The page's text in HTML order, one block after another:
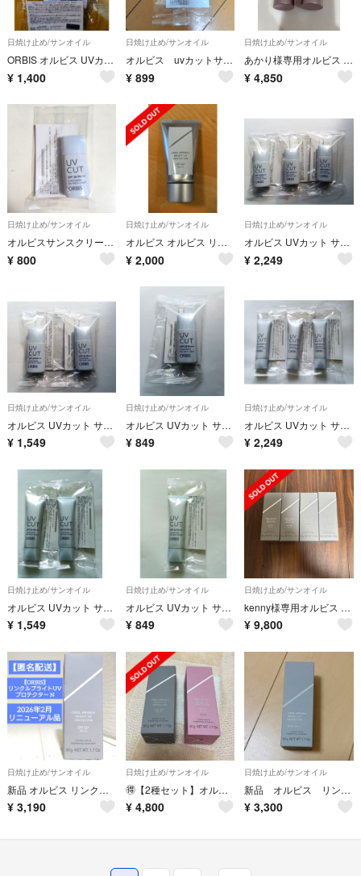
日焼け止め/サンオイル
ORBIS オルビス UVカット サンスクリーン オンフェイス ライト 2個セット
¥ 1,400
日焼け止め/サンオイル
オルビス uvカットサンスクリーン オンフェイス ライト
¥ 899
日焼け止め/サンオイル
あかり様専用オルビス リンクルブライトUVプロテクター N 医薬部外品 ローズ 無香料 50g
¥ 4,850
日焼け止め/サンオイル
オルビスサンスクリーンオンフェイスライト 日焼け止め
¥ 800
日焼け止め/サンオイル
オルビス オルビス リンクル ブライト UV プロテクター N 医薬部外品 本体/しっとり/無香料 50g
¥ 2,000
日焼け止め/サンオイル
オルビス UVカット サンスクリーン オンフェイス ライト さっぱり ３個
¥ 2,249
日焼け止め/サンオイル
オルビス UVカット サンスクリーン オンフェイス ライト さっぱり ２個
¥ 1,549
日焼け止め/サンオイル
オルビス UVカット サンスクリーン オンフェイス ライト さっぱり １個
¥ 849
日焼け止め/サンオイル
オルビス UVカット サンスクリーン オンフェイス モイスト しっとり ３個
¥ 2,249
日焼け止め/サンオイル
オルビス UVカット サンスクリーン オンフェイス モイスト しっとり ２個
¥ 1,549
日焼け止め/サンオイル
オルビス UVカット サンスクリーン オンフェイス モイスト しっとり １個
¥ 849
日焼け止め/サンオイル
kenny様専用オルビス リンクル ブライト UV プロテクター N 医薬部外品 本体/しっとり/無香料 50g
¥ 9,800
日焼け止め/サンオイル
新品 オルビス リンクルブライト UV プロテクター N 本体50g 日焼け止め
¥ 3,190
日焼け止め/サンオイル
🉐【2種セット】オルビス リンクルブライトUVプロテクター N 通常色 ローズ
¥ 4,800
日焼け止め/サンオイル
新品 オルビス リンクルブライトUVプロテクター(50g)
¥ 3,300